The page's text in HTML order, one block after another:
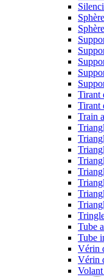
Tirant
Tirant
Train
Tube
Tube
Vérin
Vérin